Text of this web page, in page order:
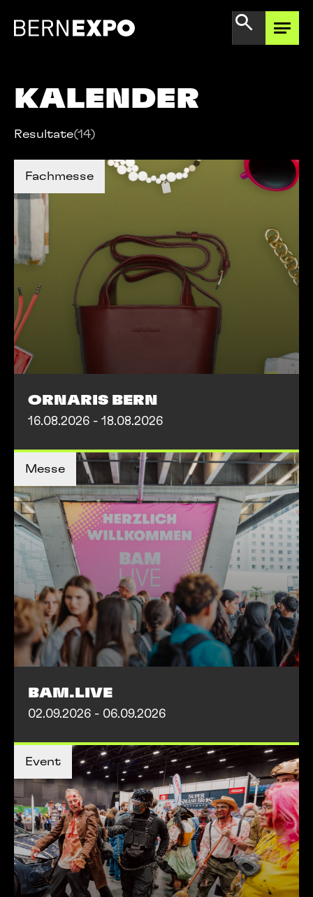
ANGEBOT ENTDECKEN
BERNEXPO
GEMEINSAM
WEITERDENKEN
AKTIVITÄTEN
Café des Artistes
BERNEXPO SHOP
KALENDER
Resultate(14)
Fachmesse
TICKETS KAUFEN
TICKETS KAUFEN
MEHR INFOS
ORNARIS BERN
16.08.2026 - 18.08.2026
Messe
TICKETS KAUFEN
MEHR INFOS
MEHR INFOS
BAM.LIVE
02.09.2026 - 06.09.2026
Event
MEHR INFOS
MEHR INFOS